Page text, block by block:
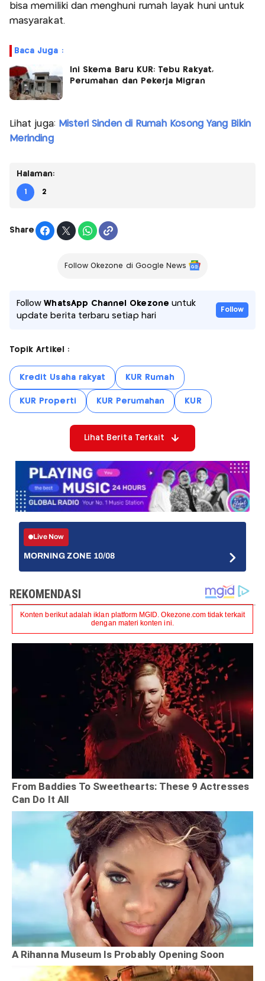
bisa memiliki dan menghuni rumah layak huni untuk
masyarakat.
Baca Juga :
Ini Skema Baru KUR: Tebu Rakyat,
Perumahan dan Pekerja Migran
Lihat juga: Misteri Sinden di Rumah Kosong Yang Bikin
Merinding
Halaman:
1 2
Share
Follow Okezone di Google News
FollowWhatsApp Channel Okezone untuk
update berita terbaru setiap hari
Follow
Topik Artikel :
Kredit Usaha rakyat KUR Rumah
KUR Properti KUR Perumahan KUR
Lihat Berita Terkait
Live Now
MORNING ZONE 10/08